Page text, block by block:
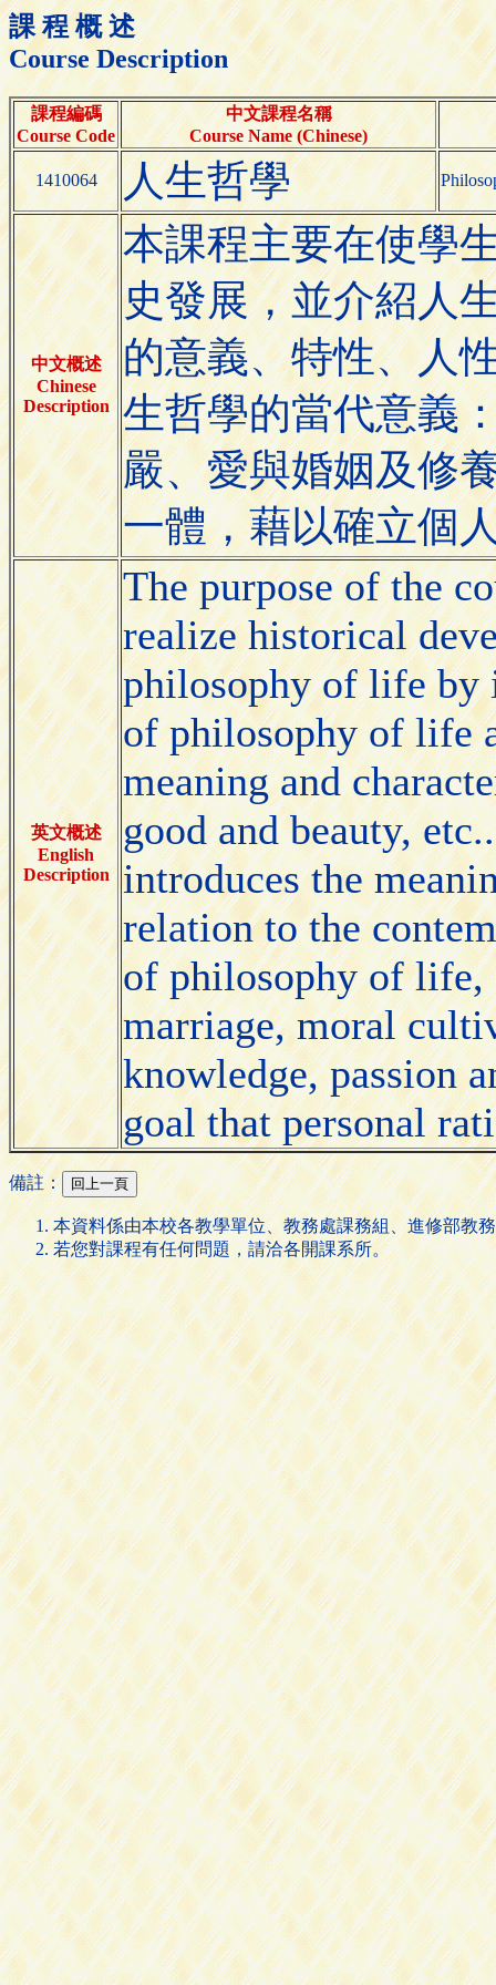
課 程 概 述
Course Description
課程編碼
Course Code
中文課程名稱
Course Name (Chinese)
1410064 人生哲學
中文概述
Chinese
Description
本課程主要在使學
史發展，並介紹人
的意義、特性、人
生哲學的當代意義
嚴、愛與婚姻及修
一體，藉以確立個
英文概述
English
Description
The purpose of the
realize historical
philosophy of life by
of philosophy of life
meaning and
good and beauty,
introduces the
relation to the
of philosophy of
marriage, moral
knowledge, passion
goal that personal
備註：
本資料係由本校各教學單位、教務處課務組、進修部教
若您對課程有任何問題，請洽各開課系所。